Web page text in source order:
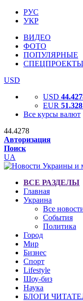
РУС
УКР
ВИДЕО
ФОТО
ПОПУЛЯРНЫЕ
СПЕЦПРОЕКТЫ
USD
USD
EUR
Все курсы валют
44.4278
Авторизация
Поиск
UA
ВСЕ РАЗДЕЛЫ
Главная
Украина
Все
События
Политика
Город
Мир
Бизнес
Спорт
Lifestyle
Шоу-биз
Наука
БЛОГИ